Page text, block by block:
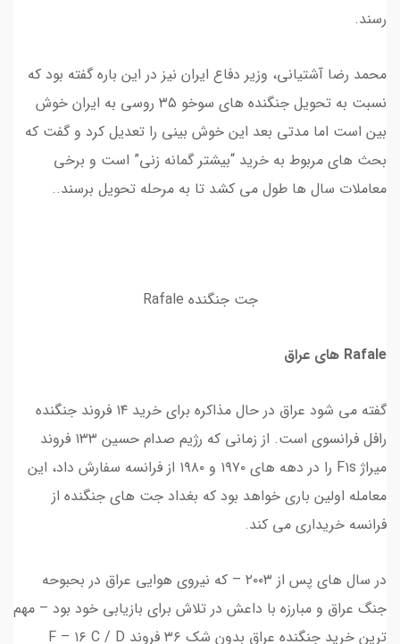
رسند.
محمد رضا آشتیانی، وزیر دفاع ایران نیز در این باره گفته بود که
نسبت به تحویل جنگنده های سوخو ۳۵ روسی به ایران خوش
بین است اما مدتی بعد این خوش بینی را تعدیل کرد و گفت که
بحث های مربوط به خرید “بیشتر گمانه زنی” است و برخی
معاملات سال ها طول می کشد تا به مرحله تحویل برسند..
جت جنگنده Rafale
Rafale های عراق
گفته می شود عراق در حال مذاکره برای خرید ۱۴ فروند جنگنده
رافل فرانسوی است. از زمانی که رژیم صدام حسین ۱۳۳ فروند
میراژ F۱s را در دهه های ۱۹۷۰ و ۱۹۸۰ از فرانسه سفارش داد، این
معامله اولین باری خواهد بود که بغداد جت های جنگنده از
فرانسه خریداری می کند.
در سال های پس از ۲۰۰۳ – که نیروی هوایی عراق در بحبوحه
جنگ عراق و مبارزه با داعش در تلاش برای بازیابی خود بود – مهم
ترین خرید جنگنده عراق بدون شک ۳۶ فروند F – ۱۶ C / D